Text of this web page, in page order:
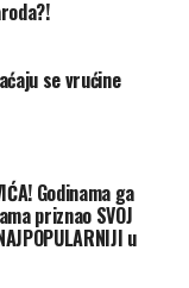
u
ujutru do devet
agresije
i istakao da
dana i svake
izdržava
se vrućine
Godinama ga
priznao SVOJ
u